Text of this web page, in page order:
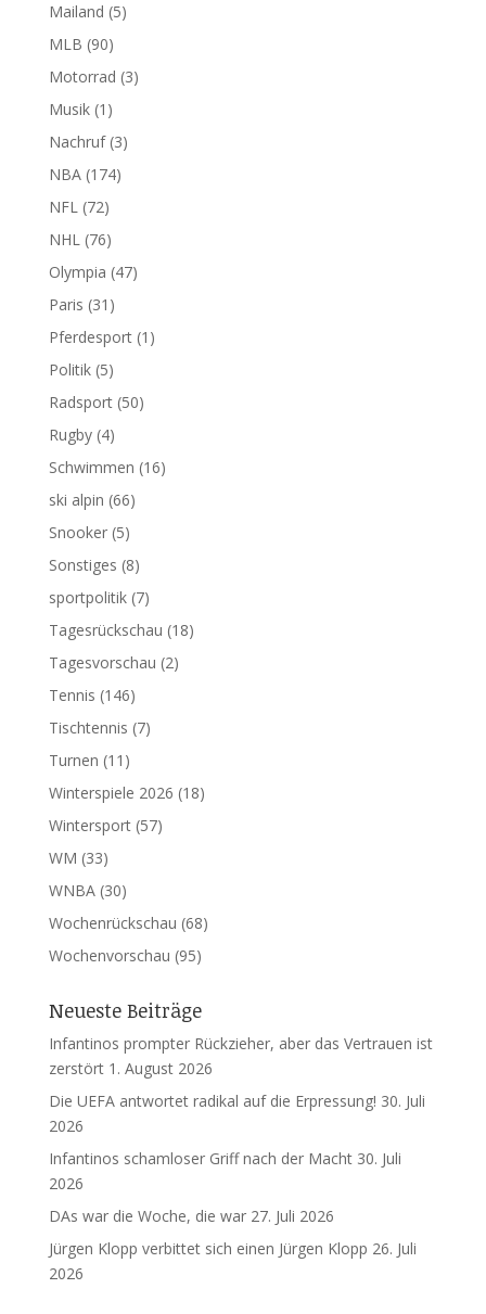
Mailand (5)
MLB (90)
Motorrad (3)
Musik(1)
Nachruf(3)
NBA(174)
NFL(72)
NHL(76)
Olympia (47)
Paris (31)
Pferdesport(1)
Politik(5)
Radsport(50)
Rugby(4)
Schwimmen (16)
ski alpin (66)
Snooker(5)
Sonstiges (8)
sportpolitik(7)
Tagesrückschau (18)
Tagesvorschau (2)
Tennis (146)
Tischtennis (7)
Turnen (11)
Winterspiele 2026 (18)
Wintersport(57)
WM (33)
WNBA(30)
Wochenrückschau (68)
Wochenvorschau (95)
Neueste Beiträge
Infantinos prompter Rückzieher, aber das Vertrauen ist
zerstört 1. August 2026
Die UEFA antwortet radikal auf die Erpressung! 30. Juli
2026
Infantinos schamloser Griff nach der Macht 30. Juli
2026
DAs war die Woche, die war 27. Juli 2026
Jürgen Klopp verbittet sich einen Jürgen Klopp 26. Juli
2026